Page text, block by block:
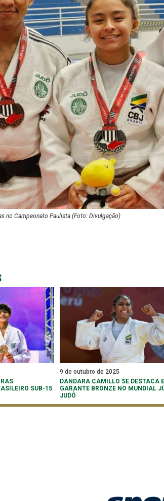
no Campeonato Paulista (Foto: Divulgação)
SUB-15
9 de outubro de 2025
DANDARA CAMILLO SE DESTACA E
GARANTE BRONZE NO MUNDIAL
JUDÔ